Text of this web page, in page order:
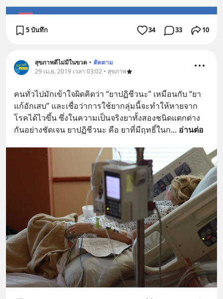
5 บันทึก 34 33 10
สุขภาพดีไม่มีในขวด • ติดตาม
29 เม.ย. 2019 เวลา 03:02 • สุขภาพ
คนทั่วไปมักเข้าใจผิดคิดว่า “ยาปฏิชีวนะ” เหมือนกับ “ยา
แก้อักเสบ” และเชื่อว่าการใช้ยากลุ่มนี้จะทำให้หายจาก
โรคได้ไวขึ้น ซึ่งในความเป็นจริงยาทั้งสองชนิดแตกต่าง
กันอย่างชัดเจน ยาปฏิชีวนะ คือ ยาที่มีฤทธิ์ในก... อ่านต่อ